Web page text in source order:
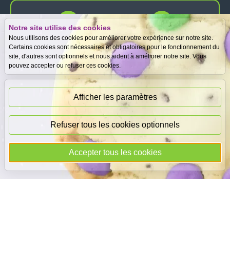
Notre site utilise des cookies
Nous utilisons des cookies pour améliorer votre expérience sur notre site.
Certains cookies sont nécessaires et obligatoires pour le fonctionnement du
site, d'autres sont optionnels et nous aident à améliorer notre site. Vous
pouvez accepter ou refuser ces cookies.
Afficher les paramètres
Refuser tous les cookies optionnels
Accepter tous les cookies
Expertise
gratuite
Meilleurs prix
garantis
Paiement
immédiat
© 2026DEALiCASH- Tous droits réservés